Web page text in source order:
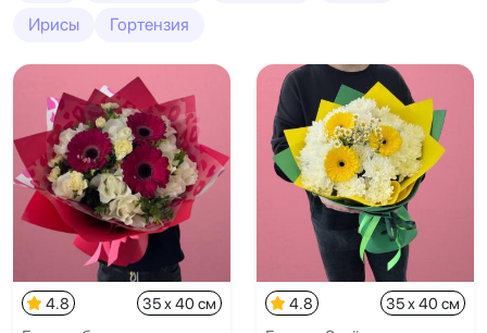
Ирисы
Гортензия
4.8 35 x 40 см 4.8 35 x 40 см